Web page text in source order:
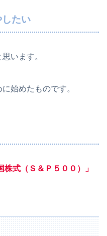
たい
います。
始めたものです。
式（Ｓ＆Ｐ５００）」